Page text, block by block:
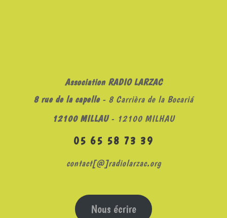
Association RADIO LARZAC
8 rue de la capelle- 8 Carrièra de la Bocariá
12100 MILLAU- 12100 MILHAU
05 65 58 73 39
contact[@]radiolarzac.org
Nous écrire